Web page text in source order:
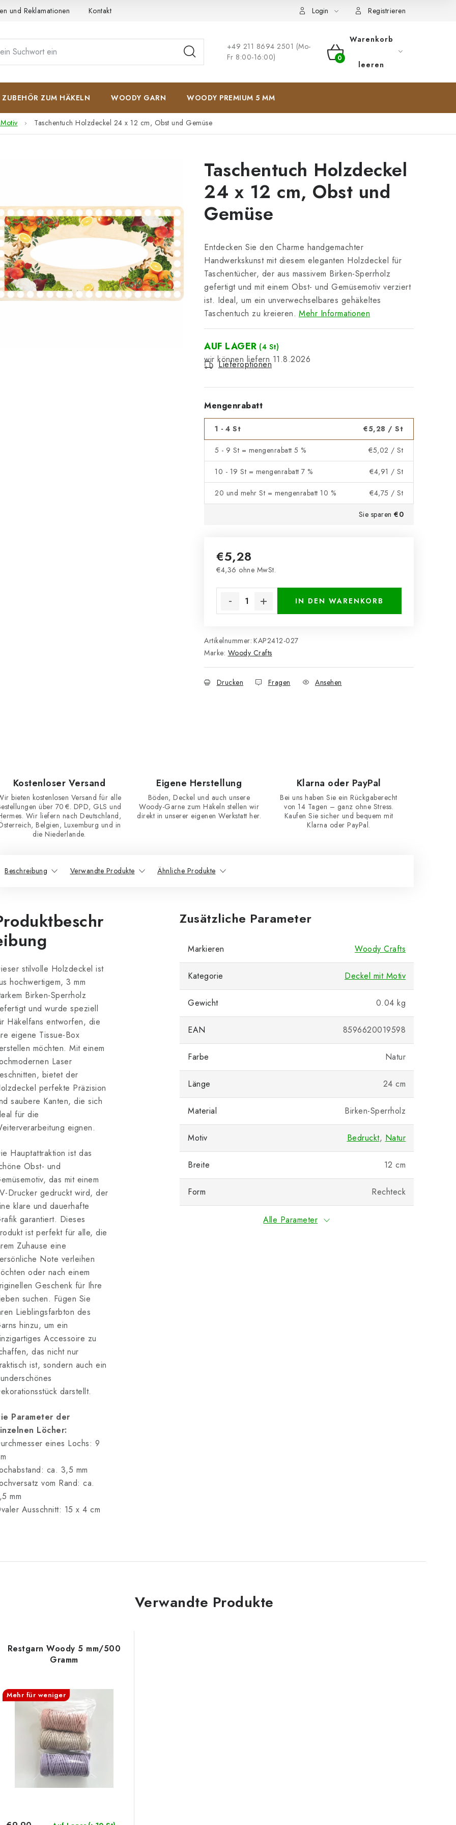
und Reklamationen Kontakt Login Registrieren
+49 211 8694 2501 (Mo-
Fr 8:00-16:00)
WARENKORB
Warenkorb
leeren
ZUBEHÖR ZUM HÄKELN WOODY GARN WOODY PREMIUM 5 MM
Taschentuch Holzdeckel 24 x 12 cm, Obst und Gemüse
Taschentuch Holzdeckel
24 x 12 cm, Obst und
Gemüse
Entdecken Sie den Charme handgemachter
Handwerkskunst mit diesem eleganten Holzdeckel für
Taschentücher, der aus massivem Birken-Sperrholz
gefertigt und mit einem Obst- und Gemüsemotiv verziert
ist. Ideal, um ein unverwechselbares gehäkeltes
Taschentuch zu kreieren. Mehr Informationen
AUF LAGER (4 St)
11.8.2026
Lieferoptionen
Mengenrabatt
1 - 4 St €5,28 / St
5 - 9 St = mengenrabatt 5 % €5,02 / St
10 - 19 St = mengenrabatt 7 % €4,91 / St
20 und mehr St = mengenrabatt 10 % €4,75 / St
Sie sparen €0
€5,28
€4,36 ohne MwSt.
IN DEN WARENKORB
Artikelnummer: KAP2412-027
Marke: Woody Crafts
Drucken Fragen Ansehen
Kostenloser Versand
bieten kostenlosen Versand für alle
über 70 €. DPD, GLS und
Wir liefern nach Deutschland,
Belgien, Luxemburg und in
die Niederlande.
Eigene Herstellung
Böden, Deckel und auch unsere
Woody-Garne zum Häkeln stellen wir
direkt in unserer eigenen Werkstatt her.
Klarna oder PayPal
Bei uns haben Sie ein Rückgaberecht
von 14 Tagen – ganz ohne Stress.
Kaufen Sie sicher und bequem mit
Klarna oder PayPal.
Beschreibung Verwandte Produkte Ähnliche Produkte
stilvolle Holzdeckel ist
hochwertigem, 3 mm
Birken-Sperrholz
und wurde speziell
Häkelfans entworfen, die
eigene Tissue-Box
möchten. Mit einem
Laser
bietet der
perfekte Präzision
saubere Kanten, die sich
für die
eignen.
Hauptattraktion ist das
Obst- und
das mit einem
Drucker gedruckt wird, der
klare und dauerhafte
garantiert. Dieses
ist perfekt für alle, die
Zuhause eine
Note verleihen
oder nach einem
Geschenk für Ihre
suchen. Fügen Sie
Lieblingsfarbton des
hinzu, um ein
Accessoire zu
das nicht nur
ist, sondern auch ein
darstellt.
Parameter der
Löcher:
eines Lochs: 9
ca. 3,5 mm
vom Rand: ca.
mm
Ausschnitt: 15 x 4 cm
Zusätzliche Parameter
Markieren Woody Crafts
Kategorie Deckel mit Motiv
Gewicht 0.04 kg
EAN 8596620019598
Farbe Natur
Länge 24 cm
Material Birken-Sperrholz
Motiv Bedruckt, Natur
Breite 12 cm
Form Rechteck
Alle Parameter
Verwandte Produkte
Restgarn Woody 5 mm/500
Gramm
Mehr für weniger